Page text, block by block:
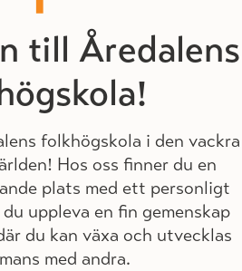
till Åredalens
folkhögskola i den vackra
Hos oss finner du en
plats med ett personligt
uppleva en fin gemenskap
du kan växa och utvecklas
med andra.